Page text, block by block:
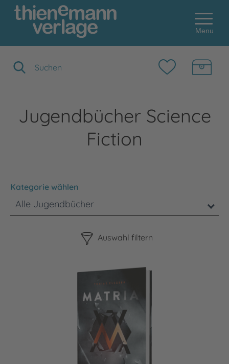
Menu
Jugendbücher Science
Fiction
Kategorie wählen
Alle Jugendbücher
Auswahl filtern